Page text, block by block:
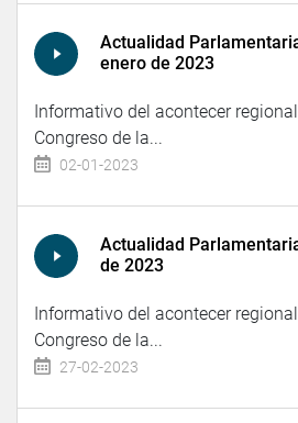
Actualidad
enero de 2023
Informativo del acontecer
Congreso de la...
02-01-2023
Actualidad
de 2023
Informativo del acontecer
Congreso de la...
27-02-2023